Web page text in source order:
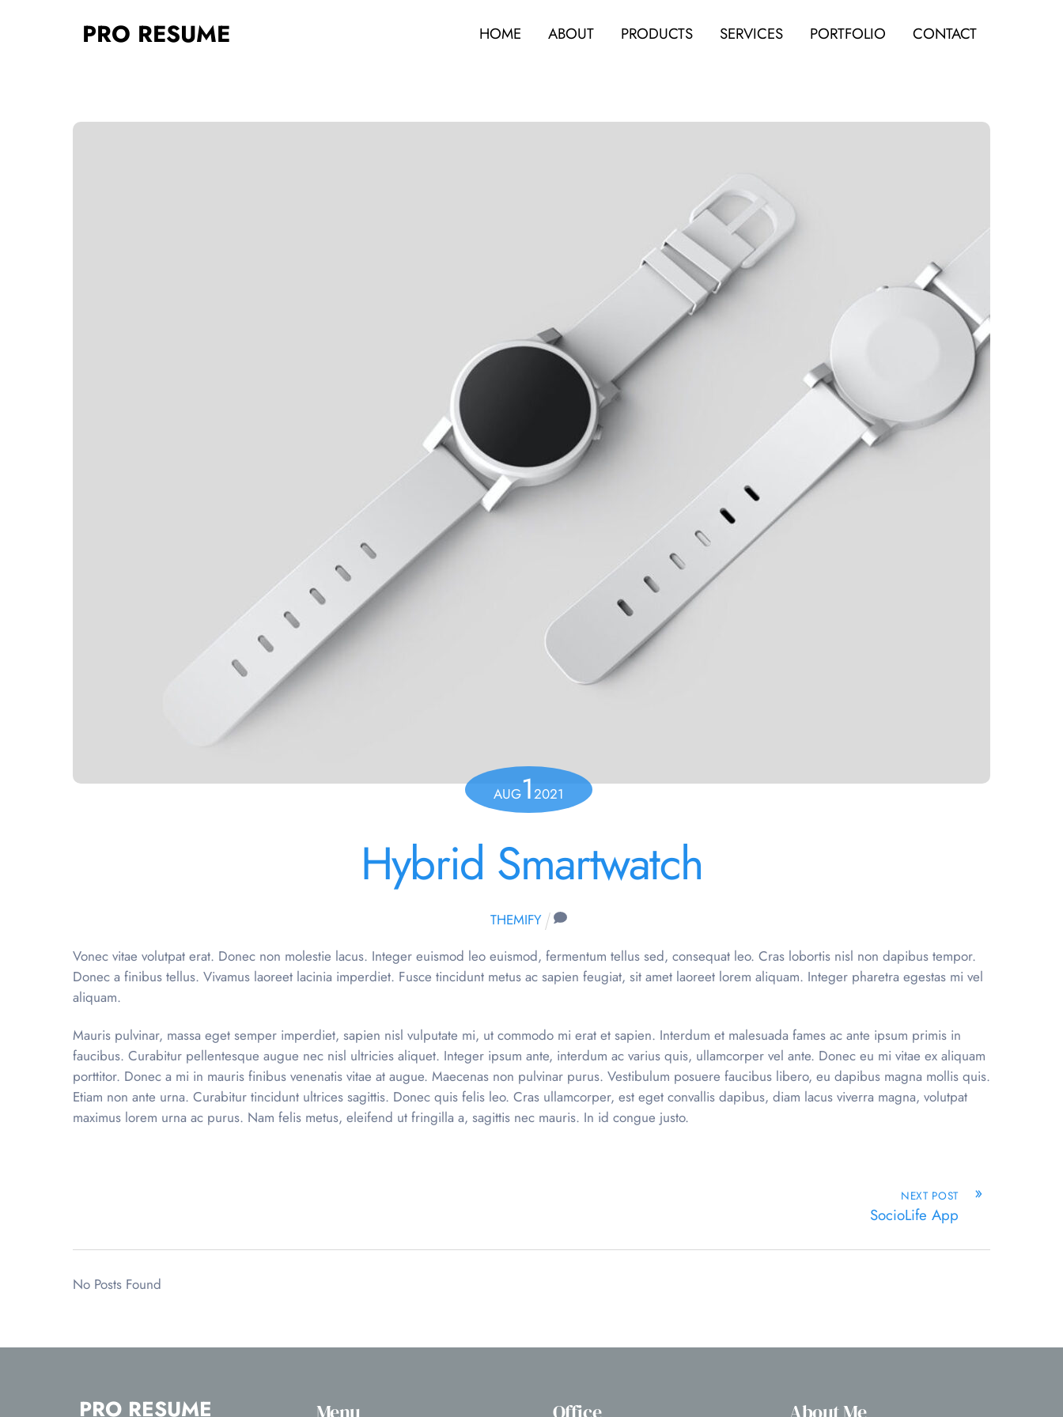
PRO RESUME HOME ABOUT PRODUCTS SERVICES PORTFOLIO CONTACT
AUG12021
Hybrid Smartwatch
THEMIFY
Vonec vitae volutpat erat. Donec non molestie lacus. Integer euismod leo euismod, fermentum tellus sed, consequat leo. Cras lobortis nisl non dapibus tempor.
Donec a finibus tellus. Vivamus laoreet lacinia imperdiet. Fusce tincidunt metus ac sapien feugiat, sit amet laoreet lorem aliquam. Integer pharetra egestas mi vel
aliquam.
Mauris pulvinar, massa eget semper imperdiet, sapien nisl vulputate mi, ut commodo mi erat et sapien. Interdum et malesuada fames ac ante ipsum primis in
faucibus. Curabitur pellentesque augue nec nisl ultricies aliquet. Integer ipsum ante, interdum ac varius quis, ullamcorper vel ante. Donec eu mi vitae ex aliquam
porttitor. Donec a mi in mauris finibus venenatis vitae at augue. Maecenas non pulvinar purus. Vestibulum posuere faucibus libero, eu dapibus magna mollis quis.
Etiam non ante urna. Curabitur tincidunt ultrices sagittis. Donec quis felis leo. Cras ullamcorper, est eget convallis dapibus, diam lacus viverra magna, volutpat
maximus lorem urna ac purus. Nam felis metus, eleifend ut fringilla a, sagittis nec mauris. In id congue justo.
»
NEXT POST
SocioLife App
No Posts Found
PRO RESUME